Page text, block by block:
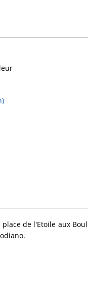
place de l'Etoile aux